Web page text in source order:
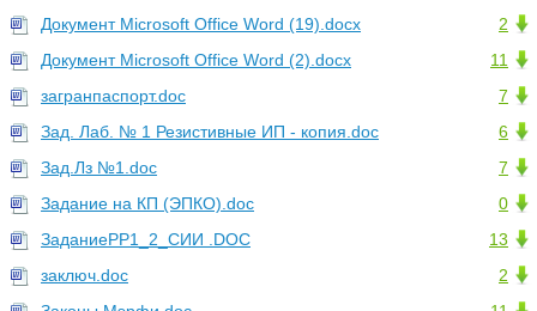
2
Документ Microsoft Office Word (19).docx
11
Документ Microsoft Office Word (2).docx
7
загранпаспорт.doc
6
Зад. Лаб. № 1 Резистивные ИП - копия.doc
7
Зад.Лз №1.doc
0
Задание на КП (ЭПКО).doc
13
ЗаданиеРР1_2_СИИ .DOC
2
заключ.doc